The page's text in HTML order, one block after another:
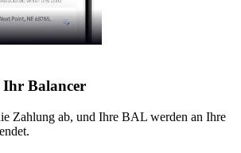
Ihr Balancer
Zahlung ab, und Ihre BAL werden an Ihre